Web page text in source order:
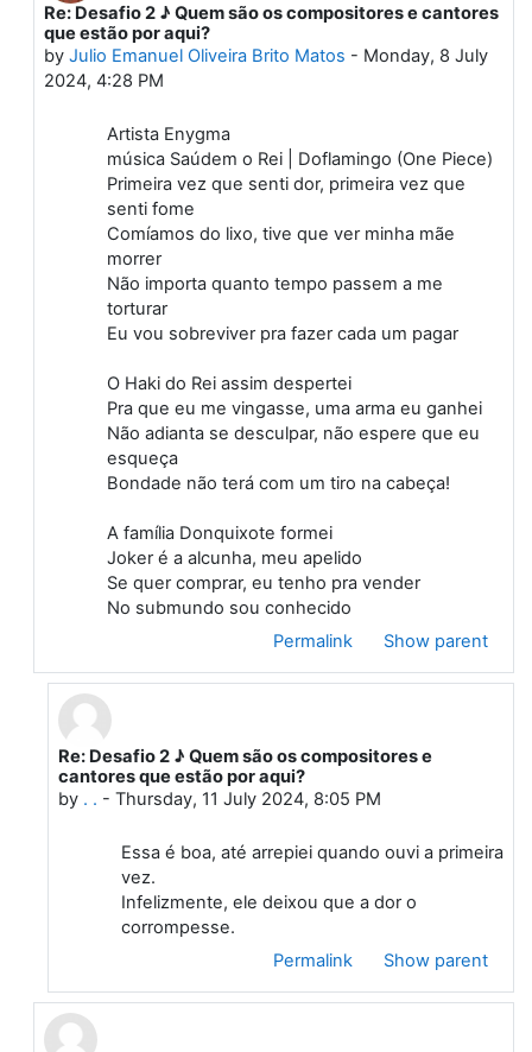
In reply to First post
Re: Desafio 2 ♪ Quem são os compositores e cantores
que estão por aqui?
by Julio Emanuel Oliveira Brito Matos - Monday, 8 July
2024, 4:28 PM
Artista Enygma
música Saúdem o Rei | Doflamingo (One Piece)
Primeira vez que senti dor, primeira vez que
senti fome
Comíamos do lixo, tive que ver minha mãe
morrer
Não importa quanto tempo passem a me
torturar
Eu vou sobreviver pra fazer cada um pagar
O Haki do Rei assim despertei
Pra que eu me vingasse, uma arma eu ganhei
Não adianta se desculpar, não espere que eu
esqueça
Bondade não terá com um tiro na cabeça!
A família Donquixote formei
Joker é a alcunha, meu apelido
Se quer comprar, eu tenho pra vender
No submundo sou conhecido
Permalink
Show parent
In reply to Julio Emanuel Oliveira Brito Matos
Re: Desafio 2 ♪ Quem são os compositores e
cantores que estão por aqui?
by . . - Thursday, 11 July 2024, 8:05 PM
Essa é boa, até arrepiei quando ouvi a primeira
vez.
Infelizmente, ele deixou que a dor o
corrompesse.
Permalink
Show parent